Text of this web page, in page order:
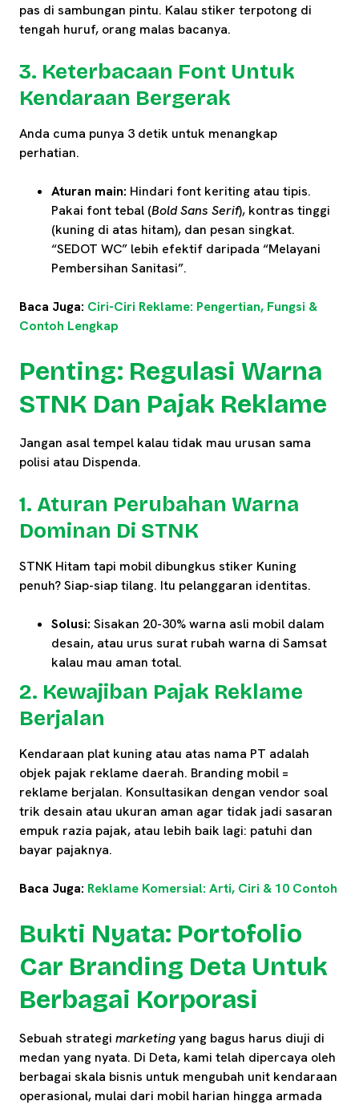
pas di sambungan pintu. Kalau stiker terpotong di
tengah huruf, orang malas bacanya.
3. Keterbacaan Font Untuk
Kendaraan Bergerak
Anda cuma punya 3 detik untuk menangkap
perhatian.
Aturan main: Hindari font keriting atau tipis.
Pakai font tebal (Bold Sans Serif), kontras tinggi
(kuning di atas hitam), dan pesan singkat.
“SEDOT WC” lebih efektif daripada “Melayani
Pembersihan Sanitasi”.
Baca Juga: Ciri-Ciri Reklame: Pengertian, Fungsi &
Contoh Lengkap
Penting: Regulasi Warna
STNK Dan Pajak Reklame
Jangan asal tempel kalau tidak mau urusan sama
polisi atau Dispenda.
1. Aturan Perubahan Warna
Dominan Di STNK
STNK Hitam tapi mobil dibungkus stiker Kuning
penuh? Siap-siap tilang. Itu pelanggaran identitas.
Solusi: Sisakan 20-30% warna asli mobil dalam
desain, atau urus surat rubah warna di Samsat
kalau mau aman total.
2. Kewajiban Pajak Reklame
Berjalan
Kendaraan plat kuning atau atas nama PT adalah
objek pajak reklame daerah. Branding mobil =
reklame berjalan. Konsultasikan dengan vendor soal
trik desain atau ukuran aman agar tidak jadi sasaran
empuk razia pajak, atau lebih baik lagi: patuhi dan
bayar pajaknya.
Baca Juga: Reklame Komersial: Arti, Ciri & 10 Contoh
Bukti Nyata: Portofolio
Car Branding Deta Untuk
Berbagai Korporasi
Sebuah strategi marketingyang bagus harus diuji di
medan yang nyata. Di Deta, kami telah dipercaya oleh
berbagai skala bisnis untuk mengubah unit kendaraan
operasional, mulai dari mobil harian hingga armada